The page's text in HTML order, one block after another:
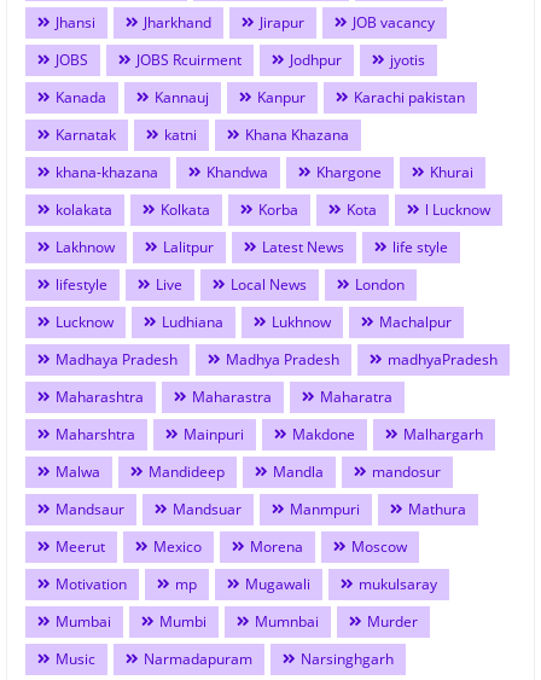
Jhansi
Jharkhand Jirapur
JOB vacancy
JOBS
JOBS Rcuirment Jodhpur
jyotis
Kanada
Kannauj Kanpur
Karachi pakistan
Karnatak
katni
Khana Khazana
khana-khazana
Khandwa Khargone
Khurai
kolakata
Kolkata Korba Kota
l Lucknow
Lakhnow
Lalitpur Latest News
life style
lifestyle
Live Local News
London
Lucknow
Ludhiana Lukhnow
Machalpur
Madhaya Pradesh
Madhya Pradesh
madhyaPradesh
Maharashtra
Maharastra
Maharatra
Maharshtra
Mainpuri Makdone
Malhargarh
Malwa
Mandideep Mandla
mandosur
Mandsaur
Mandsuar Manmpuri
Mathura
Meerut
Mexico Morena
Moscow
Motivation
mp Mugawali
mukulsaray
Mumbai
Mumbi Mumnbai
Murder
Music
Narmadapuram
Narsinghgarh